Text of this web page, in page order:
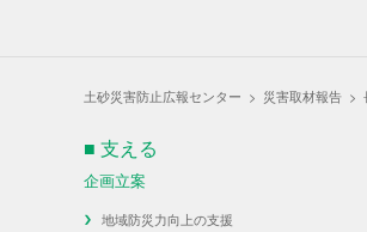
土砂災害防止広報センター > 災害取材報告 >
■ 支える
企画立案
地域防災力向上の支援